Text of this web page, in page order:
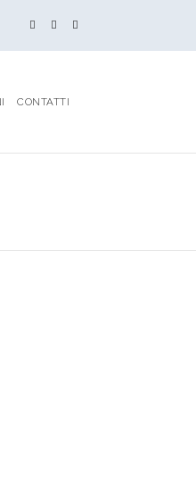
CONTATTI